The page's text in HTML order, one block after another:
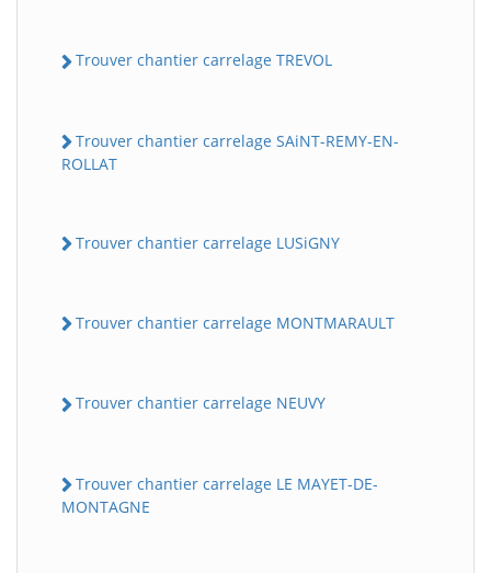
Trouver chantier carrelage TREVOL
Trouver chantier carrelage SAiNT-REMY-EN-
ROLLAT
Trouver chantier carrelage LUSiGNY
Trouver chantier carrelage MONTMARAULT
Trouver chantier carrelage NEUVY
Trouver chantier carrelage LE MAYET-DE-
MONTAGNE